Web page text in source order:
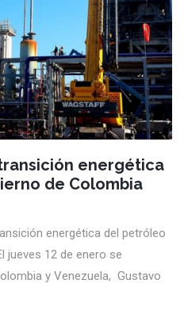
energética
de Colombia
energética del petróleo
12 de enero se
y Venezuela, Gustavo